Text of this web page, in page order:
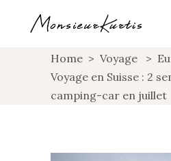
Home > Voyage >
Voyage en Suisse : 2
camping-car en juillet